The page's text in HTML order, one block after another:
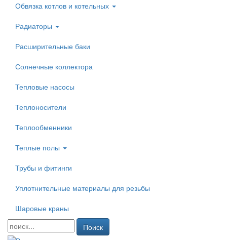
Обвязка котлов и котельных
Радиаторы
Расширительные баки
Солнечные коллектора
Тепловые насосы
Теплоносители
Теплообменники
Теплые полы
Трубы и фитинги
Уплотнительные материалы для резьбы
Шаровые краны
Поиск